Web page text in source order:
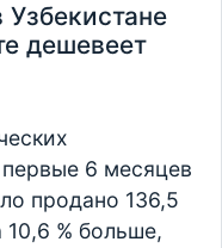
дешевеет
6 месяцев
продано 136,5
% больше,